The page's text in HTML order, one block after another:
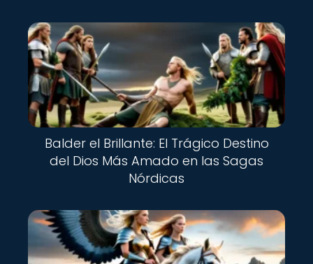
Balder el Brillante: El Trágico Destino
del Dios Más Amado en las Sagas
Nórdicas